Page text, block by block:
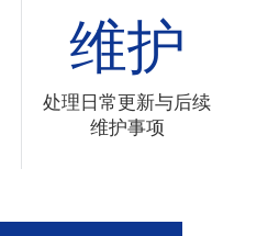
维护
处理日常更新与后续
维护事项